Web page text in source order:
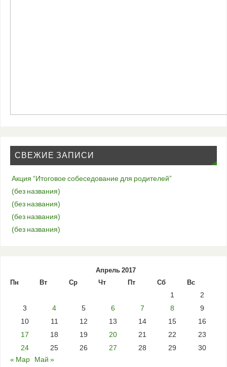
СВЕЖИЕ ЗАПИСИ
Акция “Итоговое собеседование для родителей”
(без названия)
(без названия)
(без названия)
(без названия)
Апрель 2017
Пн
Вт Ср Чт Пт Сб Вс
1
2
3
4 5 6 7 8
9
10
11 12 13 14 15
16
17
18 19 20 21 22
23
24
25 26 27 28 29
30
« Мар
Май »